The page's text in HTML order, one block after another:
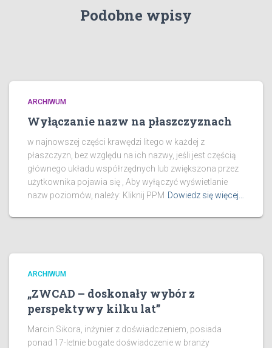
Podobne wpisy
ARCHIWUM
Wyłączanie nazw na płaszczyznach
w najnowszej części krawędzi litego w każdej z
płaszczyzn, bez względu na ich nazwy, jeśli jest częścią
głównego układu współrzędnych lub zwiększona przez
użytkownika pojawia się , Aby wyłączyć wyświetlanie
nazw poziomów, należy: Kliknij PPM Dowiedz się więcej…
ARCHIWUM
„ZWCAD – doskonały wybór z
perspektywy kilku lat”
Marcin Sikora, inżynier z doświadczeniem, posiada
ponad 17-letnie bogate doświadczenie w branży